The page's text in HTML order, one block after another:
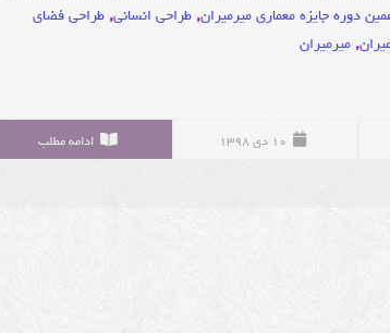
دوره جایزه معماری میرمیران,طراحی انسانی,طراحی فضای
,میرمیران
۱۰ دی ۱۳۹۸ ادامه مطلب